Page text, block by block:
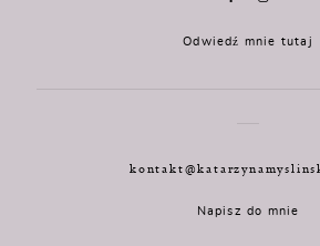
Odwiedź mnie tutaj
Napisz do mnie